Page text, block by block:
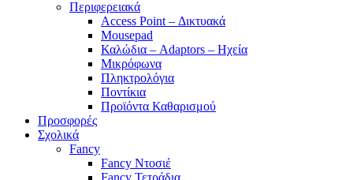
Περιφερειακά
Access Point – Δικτυακά
Mousepad
Καλώδια – Adaptors – Ηχεία
Μικρόφωνα
Πληκτρολόγια
Ποντίκια
Προϊόντα Καθαρισμού
Προσφορές
Σχολικά
Fancy
Fancy Ντοσιέ
Fancy Τετράδια